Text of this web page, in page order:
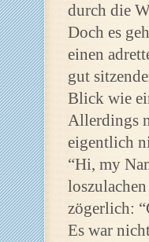
durch die
Doch es
einen
gut
Blick wie
Allerdings
eigentlich
“Hi, my
zögerlich:
Es war